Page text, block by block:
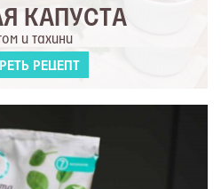
КАПУСТА
и тахини
РЕЦЕПТ